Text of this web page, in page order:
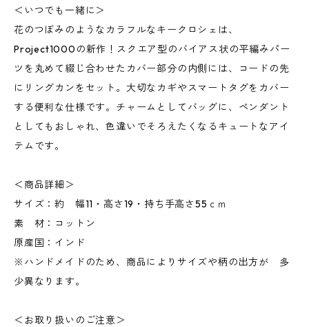
＜いつでも一緒に＞
花のつぼみのようなカラフルなキークロシェは、
Project1000の新作！スクエア型のバイアス状の平編みパー
ツを丸めて綴じ合わせたカバー部分の内側には、コードの先
にリングカンをセット。大切なカギやスマートタグをカバー
する便利な仕様です。チャームとしてバッグに、ペンダント
としてもおしゃれ、色違いでそろえたくなるキュートなアイ
テムです。
＜商品詳細＞
サイズ：約 幅11・高さ19・持ち手高さ55ｃｍ
素 材：コットン
原産国：インド
※ハンドメイドのため、商品によりサイズや柄の出方が 多
少異なります。
＜お取り扱いのご注意＞